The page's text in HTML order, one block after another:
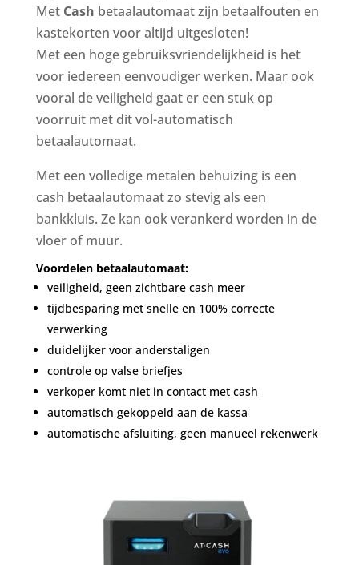
Met Cash betaalautomaat zijn betaalfouten en
kastekorten voor altijd uitgesloten!
Met een hoge gebruiksvriendelijkheid is het
voor iedereen eenvoudiger werken. Maar ook
vooral de veiligheid gaat er een stuk op
voorruit met dit vol-automatisch
betaalautomaat.
Met een volledige metalen behuizing is een
cash betaalautomaat zo stevig als een
bankkluis. Ze kan ook verankerd worden in de
vloer of muur.
Voordelen betaalautomaat:
veiligheid, geen zichtbare cash meer
tijdbesparing met snelle en 100% correcte
verwerking
duidelijker voor anderstaligen
controle op valse briefjes
verkoper komt niet in contact met cash
automatisch gekoppeld aan de kassa
automatische afsluiting, geen manueel rekenwerk